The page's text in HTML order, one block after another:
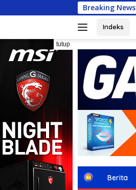
ke
Breaking News
Indeks
tutup
H
Berita